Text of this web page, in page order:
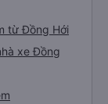
từ Đồng Hới
xe Đồng